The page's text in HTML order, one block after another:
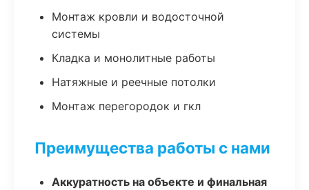
Монтаж кровли и водосточной
системы
Кладка и монолитные работы
Натяжные и реечные потолки
Монтаж перегородок и гкл
Преимущества работы с нами
Аккуратность на объекте и финальная